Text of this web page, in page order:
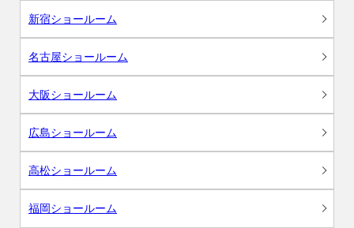
新宿ショールーム
名古屋ショールーム
大阪ショールーム
広島ショールーム
高松ショールーム
福岡ショールーム